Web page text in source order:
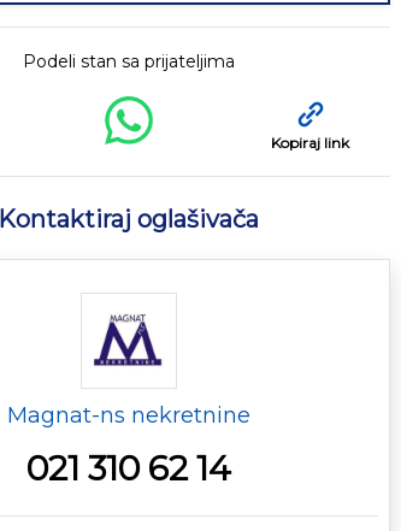
Podeli stan sa prijateljima
Kopiraj link
Kontaktiraj oglašivača
Magnat-ns nekretnine
021 310 62 14